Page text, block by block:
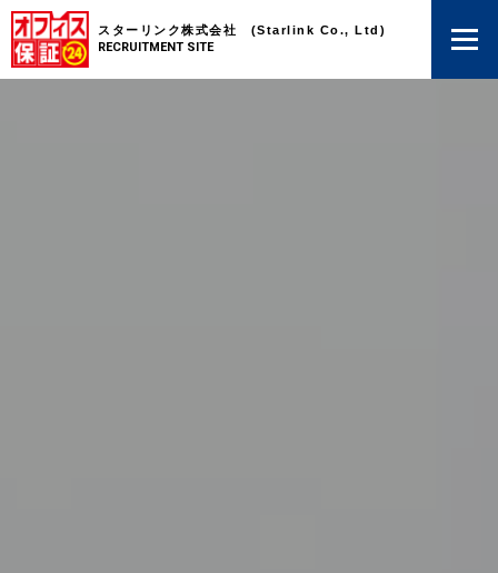
スターリンク株式会社 (Starlink Co., Ltd)
RECRUITMENT SITE